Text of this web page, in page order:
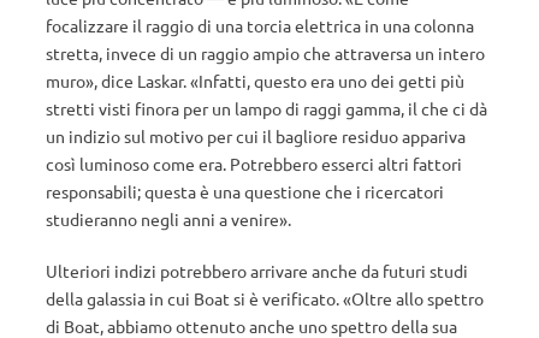
focalizzare il raggio di una torcia elettrica in una colonna
stretta, invece di un raggio ampio che attraversa un intero
muro», dice Laskar. «Infatti, questo era uno dei getti più
stretti visti finora per un lampo di raggi gamma, il che ci dà
un indizio sul motivo per cui il bagliore residuo appariva
così luminoso come era. Potrebbero esserci altri fattori
responsabili; questa è una questione che i ricercatori
studieranno negli anni a venire».
Ulteriori indizi potrebbero arrivare anche da futuri studi
della galassia in cui Boat si è verificato. «Oltre allo spettro
di Boat, abbiamo ottenuto anche uno spettro della sua